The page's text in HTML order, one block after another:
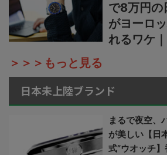
で8万円の
がヨーロ
れるワケ
＞＞＞もっと見る
日本未上陸ブランド
まるで夜空、
が美しい【日
式”ウオッチ